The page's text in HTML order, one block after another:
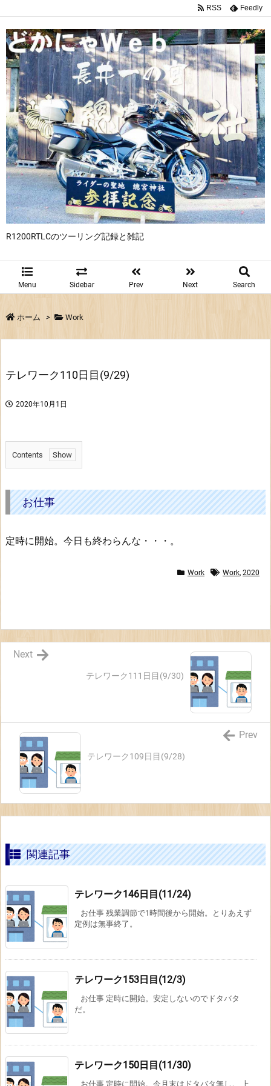
R1200RTLCのツーリング記録と雑記
Menu Sidebar Prev Next Search
RSS Feedly
ホーム > Work
テレワーク110日目(9/29)
2020年10月1日
Contents
1.
仕
事
お仕事
定時に開始。今日も終わらんな・・・。
Work Work, 2020
テレワーク111日目(9/30)
Next
テレワーク109日目(9/28)
Prev
関連記事
テレワーク146日目(11/24)
お仕事 残業調節で1時間後から開始。とりあえず
定例は無事終了。
テレワーク153日目(12/3)
お仕事 定時に開始。安定しないのでドタバタ
だ。
テレワーク150日目(11/30)
お仕事 定時に開始。今月末はドタバタ無し。 上